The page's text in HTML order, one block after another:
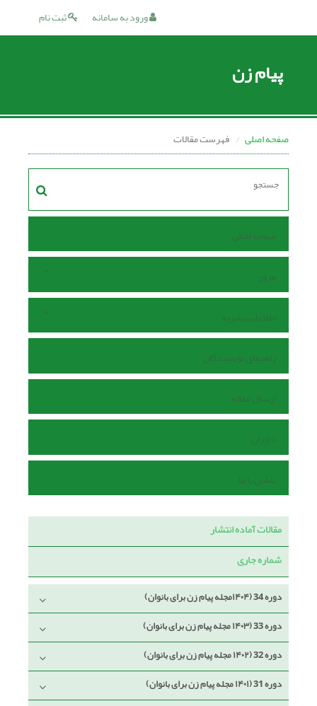
ثبت نام ورود به سامانه
پیام زن
صفحه اصلی فهرست مقالات
صفحه اصلی
مرور
اطلاعات نشریه
راهنمای نویسندگان
ارسال مقاله
داوران
تماس با ما
مقالات آماده انتشار
شماره جاری
دوره 34 (۱۴۰۴مجله پیام زن برای بانوان)
دوره 33 (۱۴۰۳ مجله پیام زن برای بانوان)
دوره 32 (۱۴۰۲ مجله پیام زن برای بانوان)
دوره 31 (۱۴۰۱ مجله پیام زن برای بانوان)